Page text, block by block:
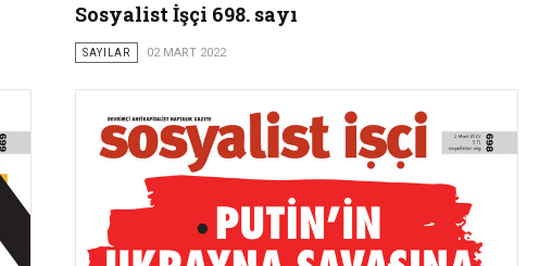
Sosyalist İşçi 698. sayı
SAYILAR 02 MART 2022